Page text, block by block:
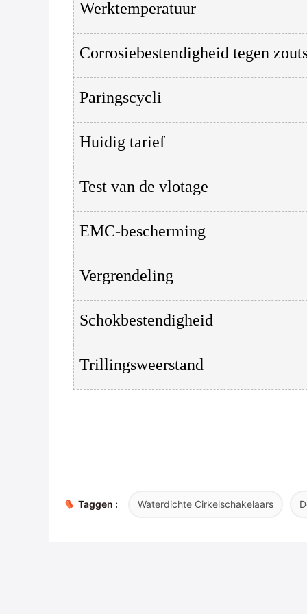
Werktemperatuur
Corrosiebestendigheid tegen
Paringscycli
Huidig tarief
Test van de vlotage
EMC-bescherming
Vergrendeling
Schokbestendigheid
Trillingsweerstand
Taggen : Waterdichte Cirkelschakelaars